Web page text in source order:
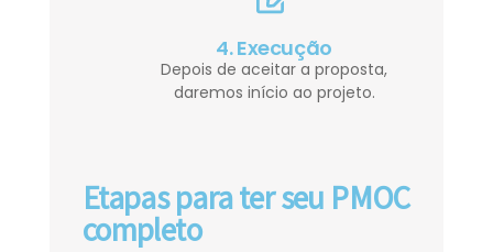
4. Execução
Depois de aceitar a proposta,
daremos início ao projeto.
Etapas para ter seu PMOC
completo